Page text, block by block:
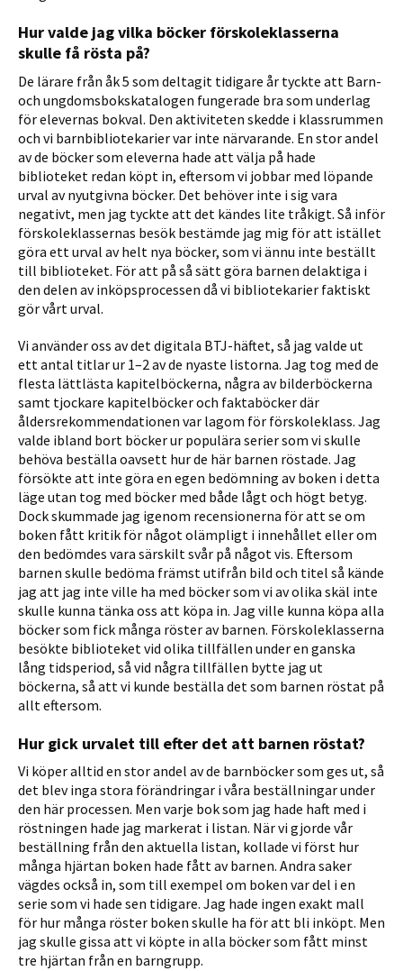
Hur valde jag vilka böcker förskoleklasserna
skulle få rösta på?
De lärare från åk 5 som deltagit tidigare år tyckte att Barn-
och ungdomsbokskatalogen fungerade bra som underlag
för elevernas bokval. Den aktiviteten skedde i klassrummen
och vi barnbibliotekarier var inte närvarande. En stor andel
av de böcker som eleverna hade att välja på hade
biblioteket redan köpt in, eftersom vi jobbar med löpande
urval av nyutgivna böcker. Det behöver inte i sig vara
negativt, men jag tyckte att det kändes lite tråkigt. Så inför
förskoleklassernas besök bestämde jag mig för att istället
göra ett urval av helt nya böcker, som vi ännu inte beställt
till biblioteket. För att på så sätt göra barnen delaktiga i
den delen av inköpsprocessen då vi bibliotekarier faktiskt
gör vårt urval.
Vi använder oss av det digitala BTJ-häftet, så jag valde ut
ett antal titlar ur 1–2 av de nyaste listorna. Jag tog med de
flesta lättlästa kapitelböckerna, några av bilderböckerna
samt tjockare kapitelböcker och faktaböcker där
åldersrekommendationen var lagom för förskoleklass. Jag
valde ibland bort böcker ur populära serier som vi skulle
behöva beställa oavsett hur de här barnen röstade. Jag
försökte att inte göra en egen bedömning av boken i detta
läge utan tog med böcker med både lågt och högt betyg.
Dock skummade jag igenom recensionerna för att se om
boken fått kritik för något olämpligt i innehållet eller om
den bedömdes vara särskilt svår på något vis. Eftersom
barnen skulle bedöma främst utifrån bild och titel så kände
jag att jag inte ville ha med böcker som vi av olika skäl inte
skulle kunna tänka oss att köpa in. Jag ville kunna köpa alla
böcker som fick många röster av barnen. Förskoleklasserna
besökte biblioteket vid olika tillfällen under en ganska
lång tidsperiod, så vid några tillfällen bytte jag ut
böckerna, så att vi kunde beställa det som barnen röstat på
allt eftersom.
Hur gick urvalet till efter det att barnen röstat?
Vi köper alltid en stor andel av de barnböcker som ges ut, så
det blev inga stora förändringar i våra beställningar under
den här processen. Men varje bok som jag hade haft med i
röstningen hade jag markerat i listan. När vi gjorde vår
beställning från den aktuella listan, kollade vi först hur
många hjärtan boken hade fått av barnen. Andra saker
vägdes också in, som till exempel om boken var del i en
serie som vi hade sen tidigare. Jag hade ingen exakt mall
för hur många röster boken skulle ha för att bli inköpt. Men
jag skulle gissa att vi köpte in alla böcker som fått minst
tre hjärtan från en barngrupp.